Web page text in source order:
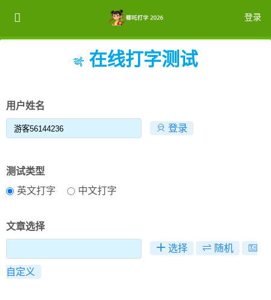
登录
在线打字测试
用户姓名
登录
测试类型
英文打字
中文打字
文章选择
选择 随机
自定义